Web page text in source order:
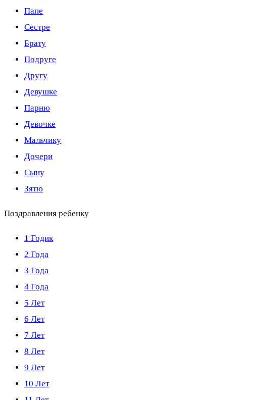
Папе
Сестре
Брату
Подруге
Другу
Девушке
Парню
Девочке
Мальчику
Дочери
Сыну
Зятю
Поздравления ребенку
1 Годик
2 Года
3 Года
4 Года
5 Лет
6 Лет
7 Лет
8 Лет
9 Лет
10 Лет